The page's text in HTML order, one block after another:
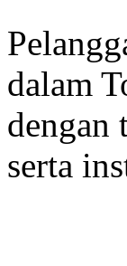
dalam
dengan
serta